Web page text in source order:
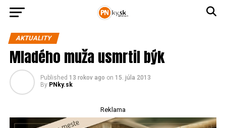
AKTUALITY
Mladého muža usmrtil býk
Published 13 rokov ago on 15. júla 2013
By PNky.sk
Reklama